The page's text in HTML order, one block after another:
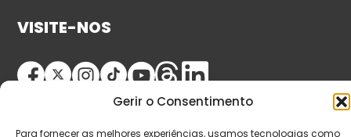
Gerir o Consentimento
Para fornecer as melhores experiências, usamos tecnologias como
VISITE-NOS